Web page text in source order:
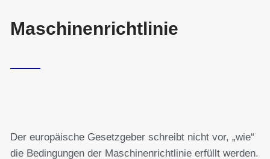
Maschinenrichtlinie
Der europäische Gesetzgeber schreibt nicht vor, „wie“
die Bedingungen der Maschinenrichtlinie erfüllt werden.